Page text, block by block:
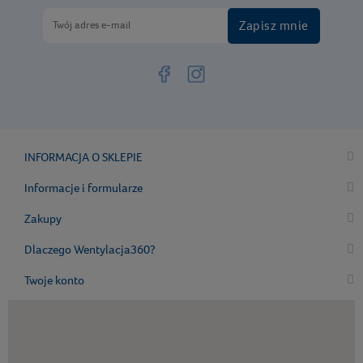
Zapisz mnie
INFORMACJA O SKLEPIE
Informacje i formularze
Zakupy
Dlaczego Wentylacja360?
Twoje konto